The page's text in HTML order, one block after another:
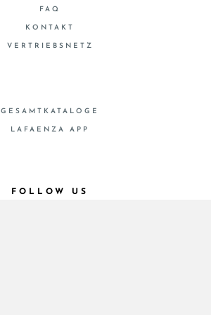
FAQ
KONTAKT
VERTRIEBSNETZ
GESAMTKATALOGE
LAFAENZA APP
FOLLOW US